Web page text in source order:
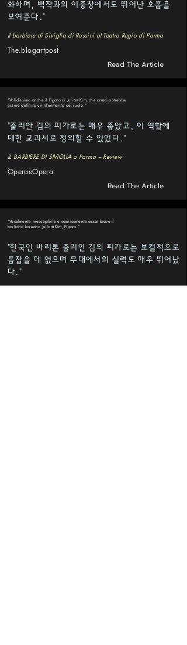
화하며, 백작과의 이중창에서도 뛰어난 호흡을
보여준다."
Il barbiere di Siviglia di Rossini al Teatro Regio di Parma
The.blogartpost
Read The Article
"Validissimo anche il Figaro di Julian Kim, che ormai potrebbe
essere definito un riferimento del ruolo."
"줄리안 김의 피가로는 매우 좋았고, 이 역할에
대한 교과서로 정의할 수 있었다."
IL BARBIERE DI SIVIGLIA a Parma – Review
OperaeOpera
Read The Article
"Vocalmente ineccepibile e scenicamente assai bravo il
baritono koreano Juliam Kim, Figaro."
"한국인 바리톤 줄리안 김의 피가로는 보컬적으로
흠잡을 데 없으며 무대에서의 실력도 매우 뛰어났
다."